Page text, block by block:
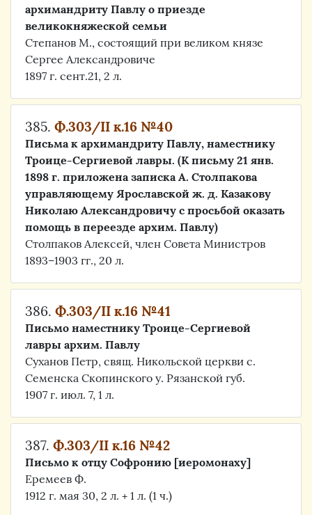
архимандриту Павлу о приезде
великокняжеской семьи
Степанов М., состоящий при великом князе
Сергее Александровиче
1897 г. сент.21, 2 л.
385. Ф.303/II к.16 №40
Письма к архимандриту Павлу, наместнику
Троице-Сергиевой лавры. (К письму 21 янв.
1898 г. приложена записка А. Столпакова
управляющему Ярославской ж. д. Казакову
Николаю Александровичу с просьбой оказать
помощь в переезде архим. Павлу)
Столпаков Алексей, член Совета Министров
1893–1903 гг., 20 л.
386. Ф.303/II к.16 №41
Письмо наместнику Троице-Сергиевой
лавры архим. Павлу
Суханов Петр, свящ. Никольской церкви с.
Семенска Скопинского у. Рязанской губ.
1907 г. июл. 7, 1 л.
387. Ф.303/II к.16 №42
Письмо к отцу Софронию [иеромонаху]
Еремеев Ф.
1912 г. мая 30, 2 л. + 1 л. (1 ч.)